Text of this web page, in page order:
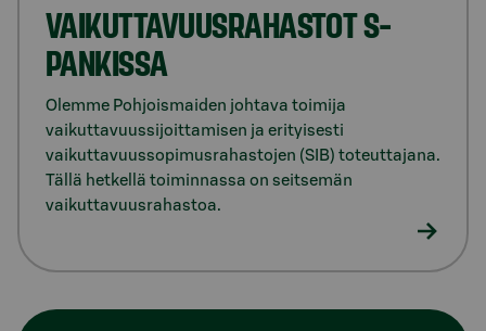
VAIKUTTAVUUSRAHASTOT S-
PANKISSA
Olemme Pohjoismaiden johtava toimija
vaikuttavuussijoittamisen ja erityisesti
vaikuttavuussopimusrahastojen (SIB) toteuttajana.
Tällä hetkellä toiminnassa on seitsemän
vaikuttavuusrahastoa.